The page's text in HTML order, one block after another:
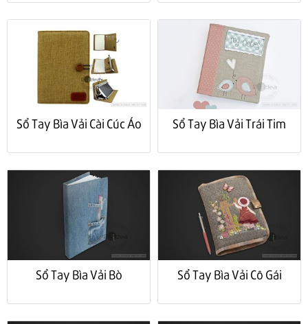
Sổ Tay Bìa Vải Cài Cúc Áo Sổ Tay Bìa Vải Trái Tim
Sổ Tay Bìa Vải Bò Sổ Tay Bìa Vải Cô Gái